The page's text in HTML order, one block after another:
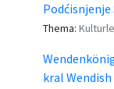
Thema:
kral